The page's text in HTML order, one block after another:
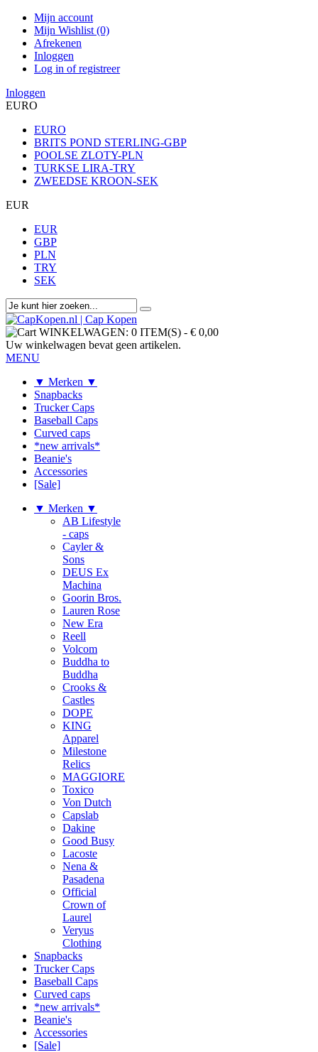
Mijn account
Mijn Wishlist (0)
Afrekenen
Inloggen
Log in of registreer
Inloggen
EURO
EURO
BRITS POND STERLING-GBP
POOLSE ZLOTY-PLN
TURKSE LIRA-TRY
ZWEEDSE KROON-SEK
EUR
EUR
GBP
PLN
TRY
SEK
WINKELWAGEN: 0 ITEM(S) - € 0,00
Uw winkelwagen bevat geen artikelen.
MENU
▼ Merken ▼
Snapbacks
Trucker Caps
Baseball Caps
Curved caps
*new arrivals*
Beanie's
Accessories
[Sale]
▼ Merken ▼
AB Lifestyle
- caps
Cayler &
Sons
DEUS Ex
Machina
Goorin Bros.
Lauren Rose
New Era
Reell
Volcom
Buddha to
Buddha
Crooks &
Castles
DOPE
KING
Apparel
Milestone
Relics
MAGGIORE
Toxico
Von Dutch
Capslab
Dakine
Good Busy
Lacoste
Nena &
Pasadena
Official
Crown of
Laurel
Veryus
Clothing
Snapbacks
Trucker Caps
Baseball Caps
Curved caps
*new arrivals*
Beanie's
Accessories
[Sale]